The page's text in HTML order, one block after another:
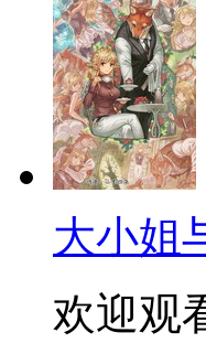
大小姐
欢迎观